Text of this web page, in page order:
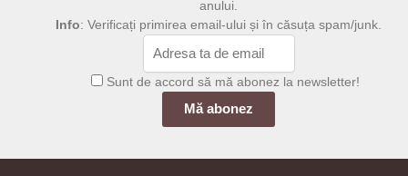
anului.
Info: Verificați primirea email-ului și în căsuța spam/junk.
Sunt de accord să mă abonez la newsletter!